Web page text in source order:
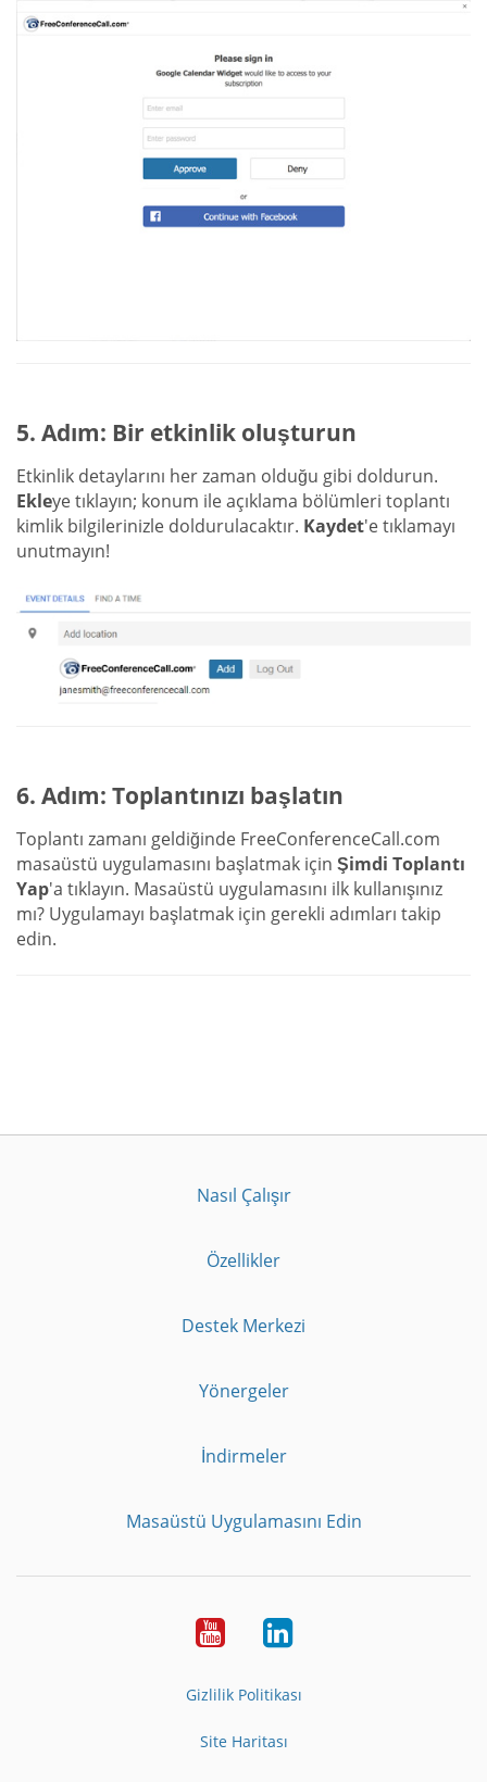
5. Adım: Bir etkinlik oluşturun
Etkinlik detaylarını her zaman olduğu gibi doldurun.
Ekleye tıklayın; konum ile açıklama bölümleri toplantı
kimlik bilgilerinizle doldurulacaktır. Kaydet'e tıklamayı
unutmayın!
6. Adım: Toplantınızı başlatın
Toplantı zamanı geldiğinde FreeConferenceCall.com
masaüstü uygulamasını başlatmak için Şimdi Toplantı
Yap'a tıklayın. Masaüstü uygulamasını ilk kullanışınız
mı? Uygulamayı başlatmak için gerekli adımları takip
edin.
Nasıl Çalışır
Özellikler
Destek Merkezi
Yönergeler
İndirmeler
Masaüstü Uygulamasını Edin
YoutubeLinkedIn
Gizlilik Politikası
Site Haritası